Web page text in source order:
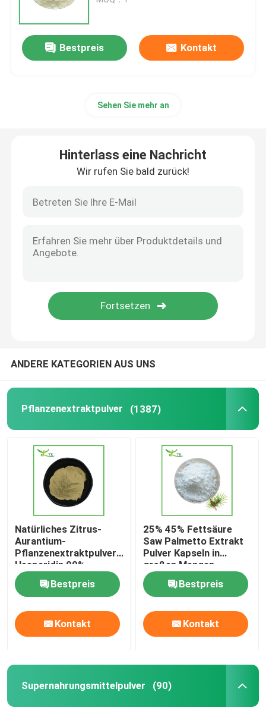
Obst- und Gemüsepulver
Rhodiola Rosea Extraktpulver
Ashwagandha-Extraktpulver
Diätetische Ergänzungs-Bestandteile
Bestpreis Kontakt
Sehen Sie mehr an
Hinterlass eine Nachricht
Wir rufen Sie bald zurück!
ANDERE KATEGORIEN AUS UNS
Pflanzenextraktpulver (1387)
Natürliches Zitrus-
Aurantium-
Pflanzenextraktpulver
Hesperidin 90%
Bitterorange-
Extraktpulver
Bestpreis
Kontakt
25% 45% Fettsäure
Saw Palmetto Extrakt
Pulver Kapseln in
großen Mengen
Bestpreis
Kontakt
Supernahrungsmittelpulver (90)